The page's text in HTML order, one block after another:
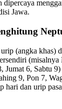
Jawa.
(angka khas)
Jumat 6, Sabtu 9)
9, Pon 7,
hari dan urip